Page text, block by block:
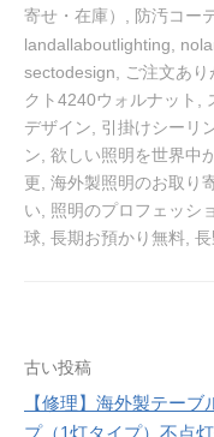
寄せ・在庫）
防汚コー
landallaboutlighting,
sectodesign, ご注文あ
クト4240ウォルナット ,
デザイン, 引掛けシーリ
ン, 欲しい照明を世界中
更, 海外製照明のお取り
い, 照明のプロフェッシ
球, 長期お預かり無料,
投
稿
古い投稿
【修理】海外製テーブ